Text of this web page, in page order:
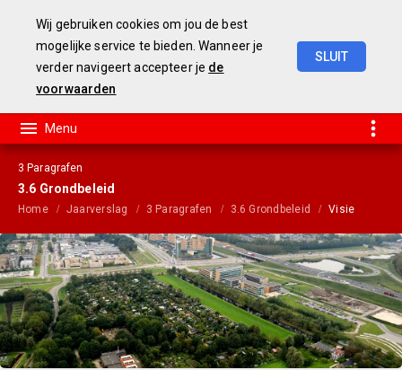
3 Paragrafen
3.6 Grondbeleid
Home Jaarverslag 3 Paragrafen 3.6 Grondbeleid Visie
Wij gebruiken cookies om jou de best
mogelijke service te bieden. Wanneer je
verder navigeert accepteer je de
voorwaarden
SLUIT